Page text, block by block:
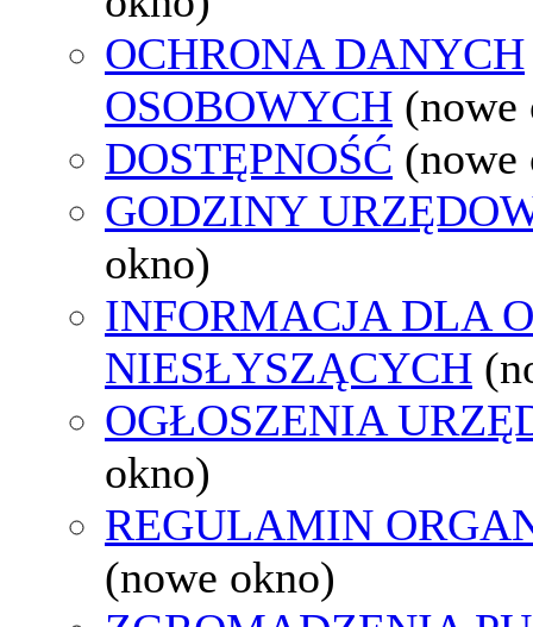
OCHRONA DANYCH
OSOBOWYCH (nowe
DOSTĘPNOŚĆ (nowe
GODZINY
okno)
INFORMACJA DLA
NIESŁYSZĄCYCH
OGŁOSZENIA
okno)
REGULAMIN
(nowe okno)